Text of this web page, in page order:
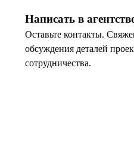
Написать в
Оставьте контакты.
обсуждения деталей
сотрудничества.